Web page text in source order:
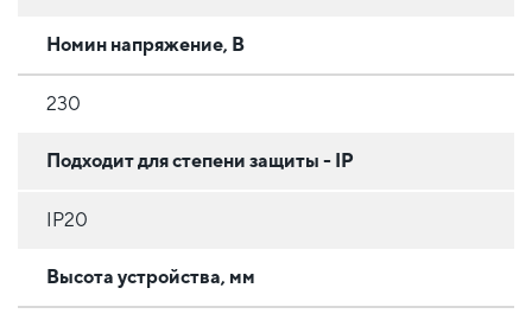
Номин напряжение, В
230
Подходит для степени защиты - IP
IP20
Высота устройства, мм